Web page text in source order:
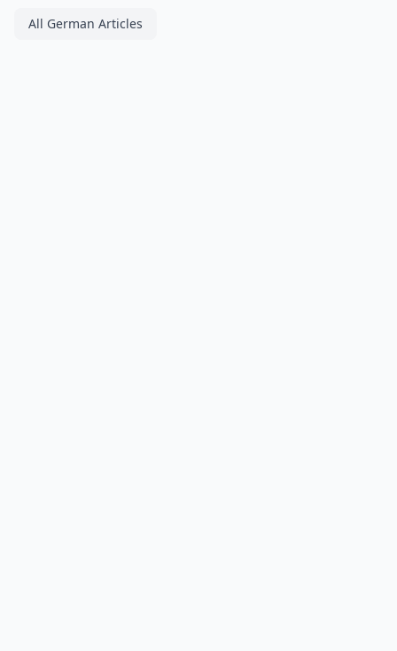
All German Articles